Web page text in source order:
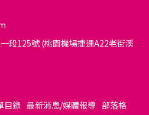
段125號 (桃園機場捷運A22老街溪
目錄 最新消息/媒體報導 部落格